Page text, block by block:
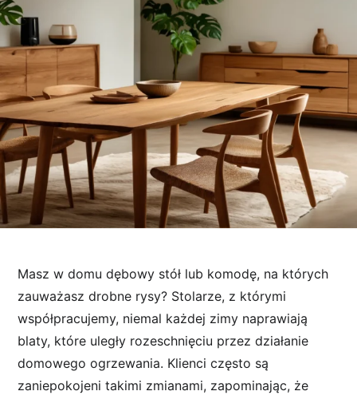
Masz w domu dębowy stół lub komodę, na których
zauważasz drobne rysy? Stolarze, z którymi
współpracujemy, niemal każdej zimy naprawiają
blaty, które uległy rozeschnięciu przez działanie
domowego ogrzewania. Klienci często są
zaniepokojeni takimi zmianami, zapominając, że